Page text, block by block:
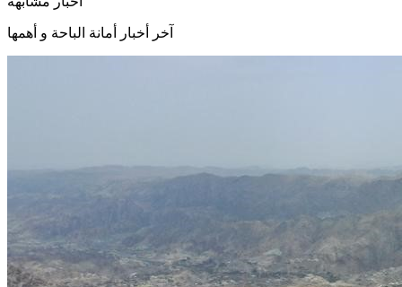
آخر أخبار أمانة الباحة و أهمها